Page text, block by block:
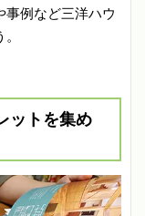
事例など三洋ハウ
ットを集め